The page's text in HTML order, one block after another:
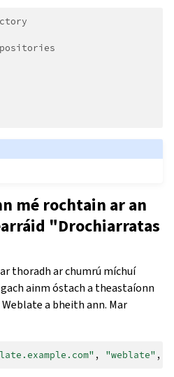
mé rochtain ar an
"Drochiarratas
thoradh ar chumrú míchuí
ainm óstach a theastaíonn
a bheith ann. Mar
, "weblate" ,